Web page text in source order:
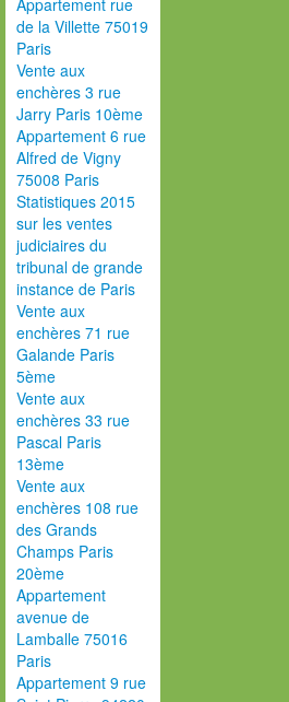
Appartement rue
de la Villette 75019
Paris
Vente aux
enchères 3 rue
Jarry Paris 10ème
Appartement 6 rue
Alfred de Vigny
75008 Paris
Statistiques 2015
sur les ventes
judiciaires du
tribunal de grande
instance de Paris
Vente aux
enchères 71 rue
Galande Paris
5ème
Vente aux
enchères 33 rue
Pascal Paris
13ème
Vente aux
enchères 108 rue
des Grands
Champs Paris
20ème
Appartement
avenue de
Lamballe 75016
Paris
Appartement 9 rue